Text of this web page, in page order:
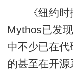
《纽约时报
Mythos已发
中不少已在
的甚至在开